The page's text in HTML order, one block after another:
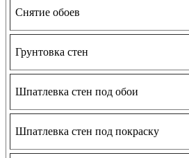
Снятие обоев
Грунтовка стен
Шпатлевка стен под обои
Шпатлевка стен под покраску